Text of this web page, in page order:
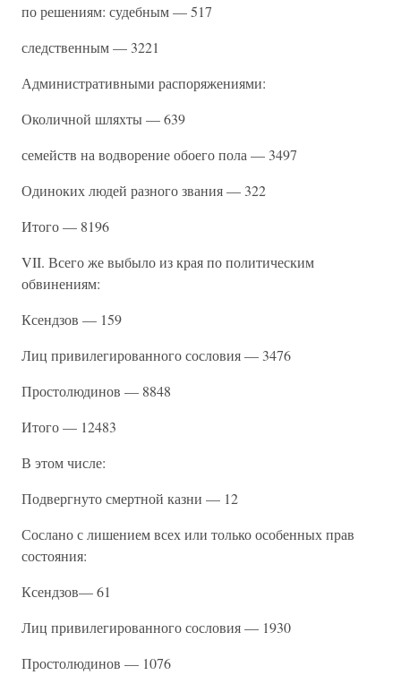
по решениям: судебным — 517
следственным — 3221
Административными распоряжениями:
Околичной шляхты — 639
семейств на водворение обоего пола — 3497
Одиноких людей разного звания — 322
Итого — 8196
VII. Всего же выбыло из края по политическим
обвинениям:
Ксендзов — 159
Лиц привилегированного сословия — 3476
Простолюдинов — 8848
Итого — 12483
В этом числе:
Подвергнуто смертной казни — 12
Сослано с лишением всех или только особенных прав
состояния:
Ксендзов— 61
Лиц привилегированного сословия — 1930
Простолюдинов — 1076